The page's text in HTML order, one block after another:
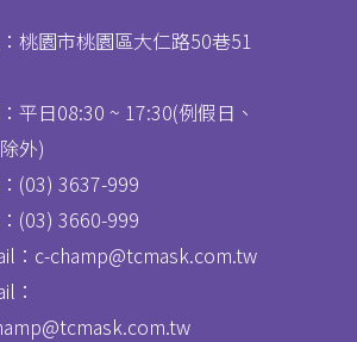
桃園市桃園區大仁路50巷51
平日08:30 ~ 17:30(例假日、
外)
(03) 3637-999
(03) 3660-999
：c-champ@tcmask.com.tw
：